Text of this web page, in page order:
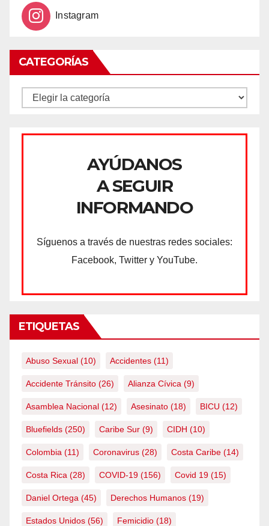
Instagram
CATEGORÍAS
CATEGORÍAS
AYÚDANOS
A SEGUIR
INFORMANDO
Síguenos a través de nuestras redes sociales:
Facebook, Twitter y YouTube.
ETIQUETAS
Abuso Sexual (10) Accidentes (11)
Accidente Tránsito (26) Alianza Cívica (9)
Asamblea Nacional (12) Asesinato (18) BICU (12)
Bluefields (250) Caribe Sur (9) CIDH (10)
Colombia (11) Coronavirus (28) Costa Caribe (14)
Costa Rica (28) COVID-19 (156) Covid 19 (15)
Daniel Ortega (45) Derechos Humanos (19)
Estados Unidos (56) Femicidio (18)